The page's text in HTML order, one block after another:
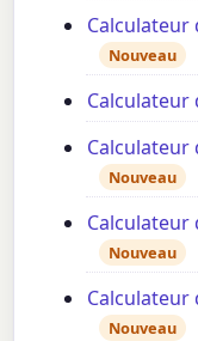
Calculateur
Nouveau
Calculateur
Calculateur
Nouveau
Calculateur
Nouveau
Calculateur
Nouveau